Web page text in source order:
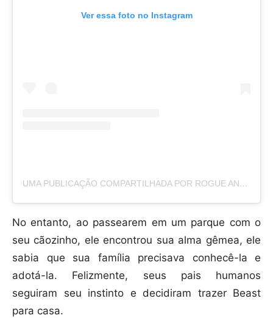
Ver essa foto no Instagram
UMA PUBLICAÇÃO COMPARTILHADA POR ROGUE AND BEAST (@ROGUEANDBEAST)
No entanto, ao passearem em um parque com o
seu cãozinho, ele encontrou sua alma gêmea, ele
sabia que sua família precisava conhecê-la e
adotá-la. Felizmente, seus pais humanos
seguiram seu instinto e decidiram trazer Beast
para casa.